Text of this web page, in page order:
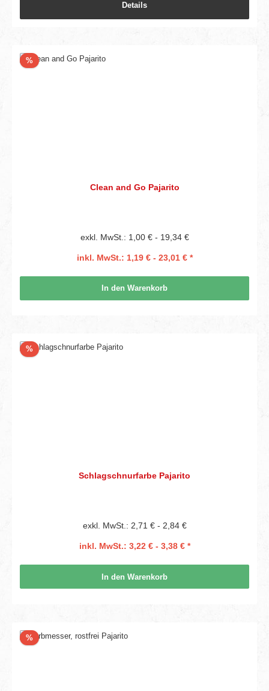
Details
%Rabatt
Clean and Go Pajarito
exkl. MwSt.: 1,00 € - 19,34 €
inkl. MwSt.: 1,19 € - 23,01 € *
In den Warenkorb
%Rabatt
Schlagschnurfarbe Pajarito
exkl. MwSt.: 2,71 € - 2,84 €
inkl. MwSt.: 3,22 € - 3,38 € *
In den Warenkorb
%Rabatt